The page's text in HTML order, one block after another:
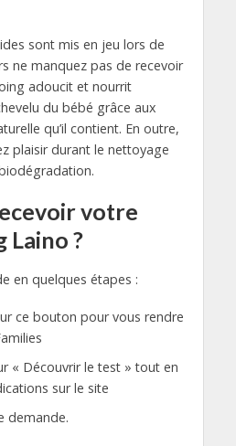
sont mis en jeu lors de
ne manquez pas de recevoir
adoucit et nourrit
du bébé grâce aux
qu’il contient. En outre,
plaisir durant le nettoyage
votre
Laino ?
en quelques étapes :
ce bouton pour vous rendre
« Découvrir le test » tout en
sur le site
demande.